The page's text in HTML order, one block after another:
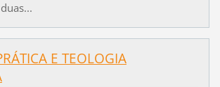
E TEOLOGIA